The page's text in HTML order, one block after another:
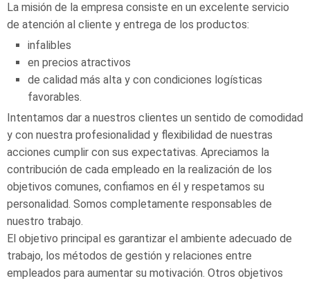
La misión de la empresa consiste en un excelente servicio
de atención al cliente y entrega de los productos:
infalibles
en precios atractivos
de calidad más alta y con condiciones logísticas
favorables.
Intentamos dar a nuestros clientes un sentido de comodidad
y con nuestra profesionalidad y flexibilidad de nuestras
acciones cumplir con sus expectativas. Apreciamos la
contribución de cada empleado en la realización de los
objetivos comunes, confiamos en él y respetamos su
personalidad. Somos completamente responsables de
nuestro trabajo.
El objetivo principal es garantizar el ambiente adecuado de
trabajo, los métodos de gestión y relaciones entre
empleados para aumentar su motivación. Otros objetivos